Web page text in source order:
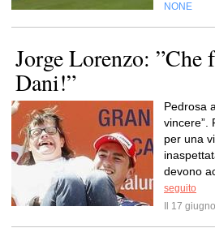
NONE
Jorge Lorenzo: ”Che
Dani!”
Pedrosa
vincere”.
per una
devono
seguito
Il 17